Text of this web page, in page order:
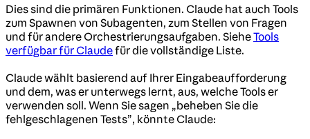
Dies sind die primären Funktionen. Claude hat auch Tools
zum Spawnen von Subagenten, zum Stellen von Fragen
und für andere Orchestrierungsaufgaben. SieheTools
verfügbar für Claudefür die vollständige Liste.
Claude wählt basierend auf Ihrer Eingabeaufforderung
und dem, was er unterwegs lernt, aus, welche Tools er
verwenden soll. Wenn Sie sagen „beheben Sie die
fehlgeschlagenen Tests”, könnte Claude: